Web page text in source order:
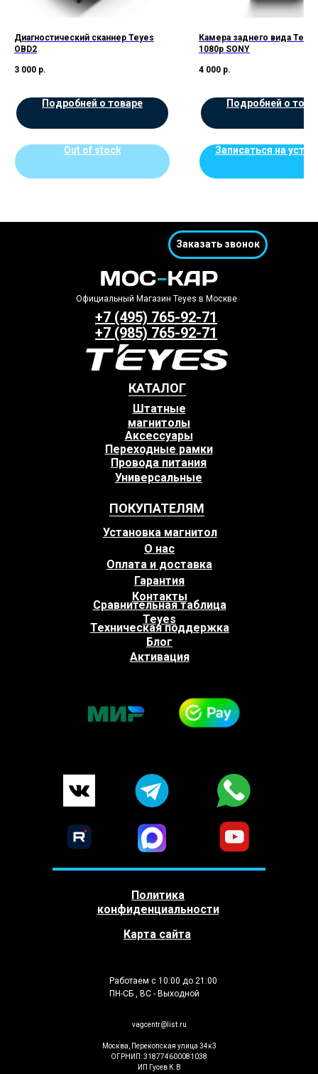
Диагностический сканнер Teyes
OBD2
3 000 р.
Подробней о товаре
Out of stock
Камера заднего вида
1080p SONY
4 000 р.
Подробней о
Записаться на
ПОКУПАТЕЛЯМ
КАТАЛОГ
+7 (495) 765-92-71
+7 (985) 765-92-71
Москва, Перекопская улица 34к3
ОГРНИП: 318774600081038
ИП Гусев К.В
vagcentr@list.ru
Аксессуары
Провода питания
Штатные
магнитолы
Переходные рамки
Работаем с 10:00 до 21:00
ПН-СБ , ВС - Выходной
Заказать звонок
Официальный Магазин Teyes в Москве
Политика
конфиденциальности
Карта сайта
Универсальные
Установка магнитол
Контакты
Сравнительная таблица
Teyes
Блог
Техническая поддержка
Активация
Оплата и доставка
О нас
Гарантия